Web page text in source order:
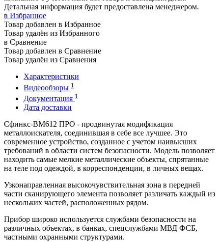
Детальная информация будет предоставлена менеджером.
в Избранное
Товар добавлен в Избранное
Товар удалён из Избранного
в Сравнение
Товар добавлен в Сравнение
Товар удалён из Сравнения
Характеристики
Видеообзоры 1
Документация 1
Дата доставки
Сфинкс-ВМ612 ПРО - продвинутая модификация
металлоискателя, соединившая в себе все лучшее. Это
современное устройство, созданное с учетом наивысших
требований в области систем безопасности. Модель позволяет
находить самые мелкие металлические объекты, спрятанные
на теле под одеждой, в корреспонденции, в личных вещах.
Узконаправленная высокочувствительная зона в передней
части сканирующего элемента позволяет различать каждый из
нескольких частей, расположенных рядом.
Прибор широко используется службами безопасности на
различных объектах, в банках, спецслужбами МВД ФСБ,
частными охранными структурами.